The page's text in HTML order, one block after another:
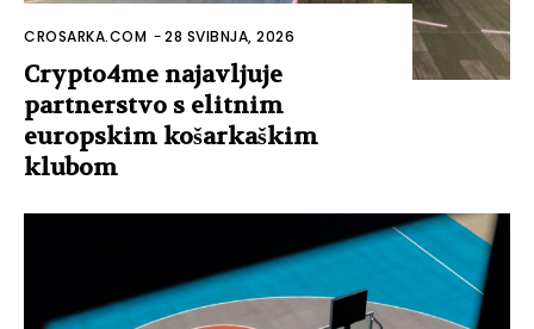
CROSARKA.COM -28 SVIBNJA, 2026
Crypto4me najavljuje
partnerstvo s elitnim
europskim košarkaškim
klubom